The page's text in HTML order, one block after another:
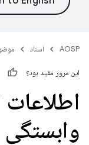
AOSP اسناد
این مرور مفید بود؟
اطلاعات
وابستگی